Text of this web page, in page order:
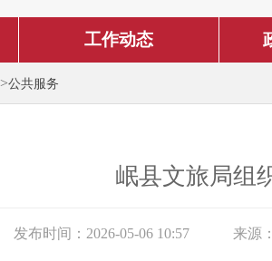
工作动态
>公共服务
岷县文旅局组
发布时间：2026-05-06 10:57 来源